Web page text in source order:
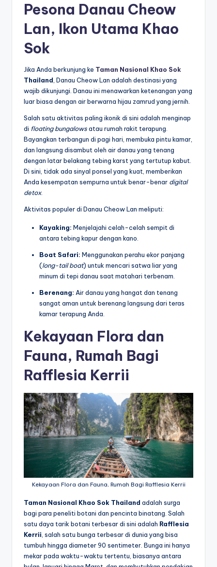
Pesona Danau Cheow
Lan, Ikon Utama Khao
Sok
Jika Anda berkunjung ke Taman Nasional Khao Sok
Thailand, Danau Cheow Lan adalah destinasi yang
wajib dikunjungi. Danau ini menawarkan ketenangan yang
luar biasa dengan air berwarna hijau zamrud yang jernih.
Salah satu aktivitas paling ikonik di sini adalah menginap
di floating bungalowsatau rumah rakit terapung.
Bayangkan terbangun di pagi hari, membuka pintu kamar,
dan langsung disambut oleh air danau yang tenang
dengan latar belakang tebing karst yang tertutup kabut.
Di sini, tidak ada sinyal ponsel yang kuat, memberikan
Anda kesempatan sempurna untuk benar-benar digital
detox.
Aktivitas populer di Danau Cheow Lan meliputi:
Kayaking: Menjelajahi celah-celah sempit di
antara tebing kapur dengan kano.
Boat Safari: Menggunakan perahu ekor panjang
(long-tail boat) untuk mencari satwa liar yang
minum di tepi danau saat matahari terbenam.
Berenang: Air danau yang hangat dan tenang
sangat aman untuk berenang langsung dari teras
kamar terapung Anda.
Kekayaan Flora dan
Fauna, Rumah Bagi
Rafflesia Kerrii
Kekayaan Flora dan Fauna, Rumah Bagi Rafflesia Kerrii
Taman Nasional Khao Sok Thailand adalah surga
bagi para peneliti botani dan pencinta binatang. Salah
satu daya tarik botani terbesar di sini adalah Rafflesia
Kerrii , salah satu bunga terbesar di dunia yang bisa
tumbuh hingga diameter 90 sentimeter. Bunga ini hanya
mekar pada waktu-waktu tertentu, biasanya antara